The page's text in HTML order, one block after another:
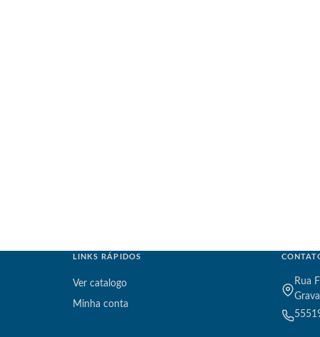
LINKS RÁPIDOS
Ver catalogo
Minha conta
Rua